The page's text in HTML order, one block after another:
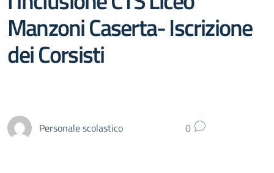
Manzoni Caserta- Iscrizione
dei Corsisti
Personale scolastico 0